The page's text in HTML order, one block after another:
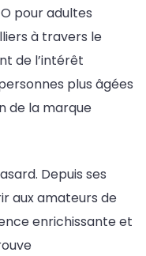
pour adultes
à travers le
de l’intérêt
plus âgées
de la marque
Depuis ses
aux amateurs de
enrichissante et